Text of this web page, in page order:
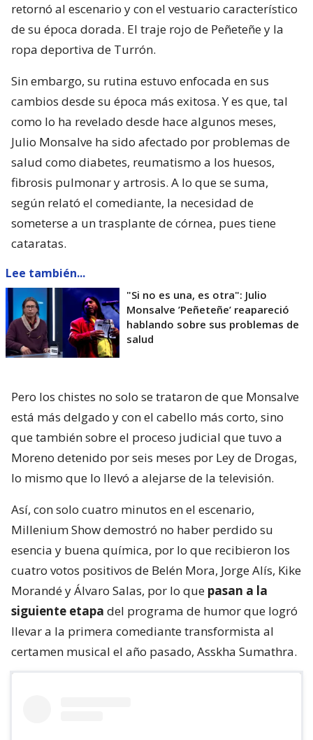
retornó al escenario y con el vestuario característico
de su época dorada. El traje rojo de Peñeteñe y la
ropa deportiva de Turrón.
Sin embargo, su rutina estuvo enfocada en sus
cambios desde su época más exitosa. Y es que, tal
como lo ha revelado desde hace algunos meses,
Julio Monsalve ha sido afectado por problemas de
salud como diabetes, reumatismo a los huesos,
fibrosis pulmonar y artrosis. A lo que se suma,
según relató el comediante, la necesidad de
someterse a un trasplante de córnea, pues tiene
cataratas.
Lee también...
"Si no es una, es otra": Julio
Monsalve ’Peñeteñe’ reapareció
hablando sobre sus problemas de
salud
Pero los chistes no solo se trataron de que Monsalve
está más delgado y con el cabello más corto, sino
que también sobre el proceso judicial que tuvo a
Moreno detenido por seis meses por Ley de Drogas,
lo mismo que lo llevó a alejarse de la televisión.
Así, con solo cuatro minutos en el escenario,
Millenium Show demostró no haber perdido su
esencia y buena química, por lo que recibieron los
cuatro votos positivos de Belén Mora, Jorge Alís, Kike
Morandé y Álvaro Salas, por lo que pasan a la
siguiente etapa del programa de humor que logró
llevar a la primera comediante transformista al
certamen musical el año pasado, Asskha Sumathra.